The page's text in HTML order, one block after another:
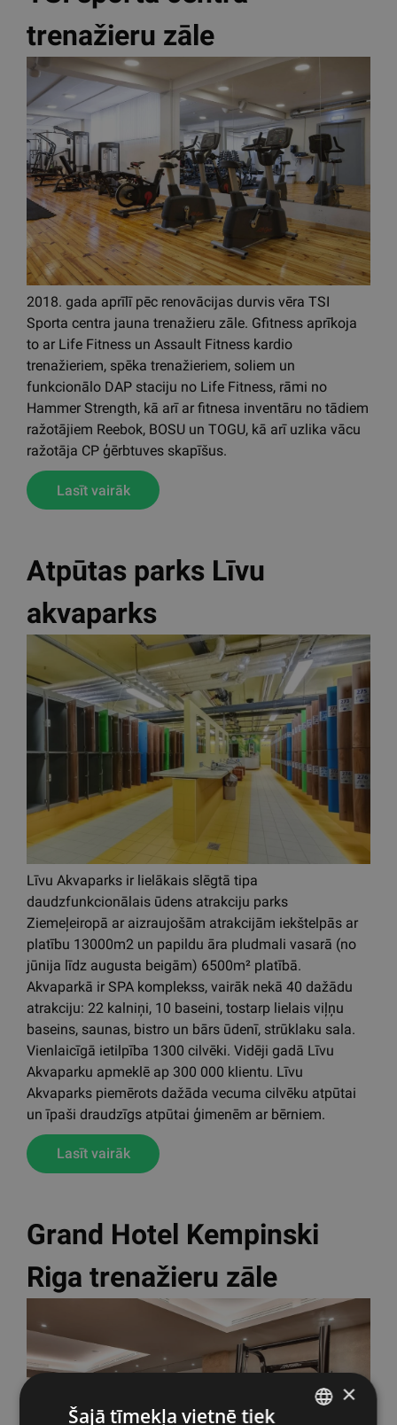
trenažieru zāle
2018. gada aprīlī pēc renovācijas durvis vēra TSI
Sporta centra jauna trenažieru zāle. Gfitness aprīkoja
to ar Life Fitness un Assault Fitness kardio
trenažieriem, spēka trenažieriem, soliem un
funkcionālo DAP staciju no Life Fitness, rāmi no
Hammer Strength, kā arī ar fitnesa inventāru no tādiem
ražotājiem Reebok, BOSU un TOGU, kā arī uzlika vācu
ražotāja CP ģērbtuves skapīšus.
Lasīt vairāk
Atpūtas parks Līvu
akvaparks
Līvu Akvaparks ir lielākais slēgtā tipa
daudzfunkcionālais ūdens atrakciju parks
Ziemeļeiropā ar aizraujošām atrakcijām iekštelpās ar
platību 13000m2 un papildu āra pludmali vasarā (no
jūnija līdz augusta beigām) 6500m² platībā.
Akvaparkā ir SPA komplekss, vairāk nekā 40 dažādu
atrakciju: 22 kalniņi, 10 baseini, tostarp lielais viļņu
baseins, saunas, bistro un bārs ūdenī, strūklaku sala.
Vienlaicīgā ietilpība 1300 cilvēki. Vidēji gadā Līvu
Akvaparku apmeklē ap 300 000 klientu. Līvu
Akvaparks piemērots dažāda vecuma cilvēku atpūtai
un īpaši draudzīgs atpūtai ģimenēm ar bērniem.
Lasīt vairāk
Grand Hotel Kempinski
Riga trenažieru zāle
×
Šajā tīmekļa vietnē tiek